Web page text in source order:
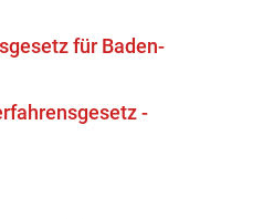
für Baden-
-